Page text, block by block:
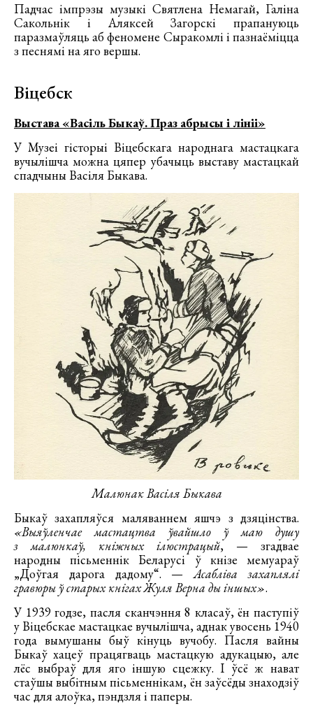
Падчас імпрэзы музыкі Святлена Немагай, Галіна
Сакольнік і Аляксей Загорскі прапануюць
паразмаўляць аб феномене Сыракомлі і пазнаёміцца
з песнямі на яго вершы.
Віцебск
Выстава «Васіль Быкаў. Праз абрысы і лініі»
У Музеі гісторыі Віцебскага народнага мастацкага
вучылішча можна цяпер убачыць выставу мастацкай
спадчыны Васіля Быкава.
Малюнак Васіля Быкава
Быкаў захапляўся маляваннем яшчэ з дзяцінства.
«Выяўленчае мастацтва ўвайшло ў маю душу
з малюнкаў, кніжных ілюстрацый, — згадвае
народны пісьменнік Беларусі ў кнізе мемуараў
„Доўгая дарога дадому“. —Асабліва захаплялі
гравюры ў старых кнігах Жуля Верна ды іншых».
У 1939 годзе, пасля сканчэння 8 класаў, ён паступіў
у Віцебскае мастацкае вучылішча, аднак увосень 1940
года вымушаны быў кінуць вучобу. Пасля вайны
Быкаў хацеў працягваць мастацкую адукацыю, але
лёс выбраў для яго іншую сцежку. І ўсё ж нават
стаўшы выбітным пісьменнікам, ён заўсёды знаходзіў
час для алоўка, пэндзля і паперы.